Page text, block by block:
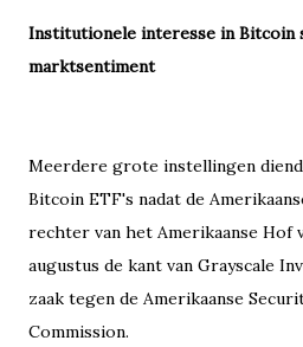
Institutionele interesse in Bitcoin
marktsentiment
Meerdere grote instellingen
Bitcoin ETF's nadat de
rechter van het Amerikaanse Hof
augustus de kant van Grayscale
zaak tegen de Amerikaanse
Commission.